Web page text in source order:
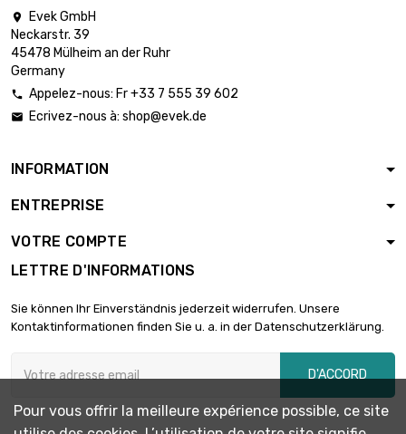

Evek GmbH
Neckarstr. 39
45478 Mülheim an der Ruhr
Germany
 Appelez-nous: Fr +33 7 555 39 602
 Ecrivez-nous à: shop@evek.de
INFORMATION
ENTREPRISE
VOTRE COMPTE
LETTRE D'INFORMATIONS
Sie können Ihr Einverständnis jederzeit widerrufen. Unsere
Kontaktinformationen finden Sie u. a. in der Datenschutzerklärung.
D'ACCORD
Pour vous offrir la meilleure expérience possible, ce site